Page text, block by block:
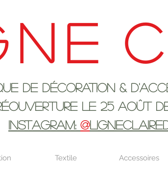
&
LE 25 AOûT DE
INSTAGRAM: @
Textile Accessoires